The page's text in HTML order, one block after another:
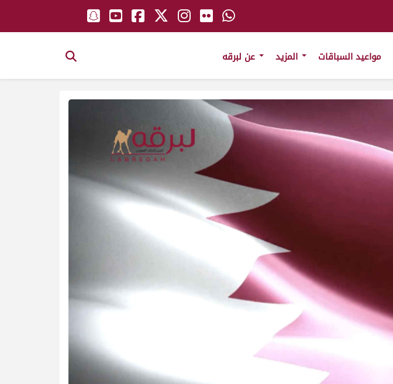
مواعيد السباقات